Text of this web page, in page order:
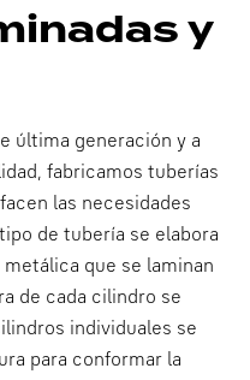
y
última generación y a
fabricamos tuberías
las necesidades
de tubería se elabora
que se laminan
de cada cilindro se
individuales se
para conformar la